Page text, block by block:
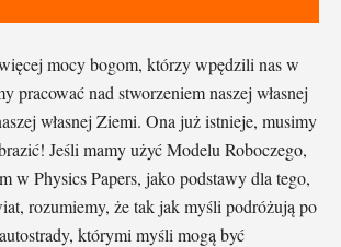
mocy bogom, którzy wpędzili nas w
pracować nad stworzeniem naszej własnej
własnej Ziemi. Ona już istnieje, musimy
Jeśli mamy użyć Modelu Roboczego,
w Physics Papers, jako podstawy dla tego,
rozumiemy, że tak jak myśli podróżują po
którymi myśli mogą być